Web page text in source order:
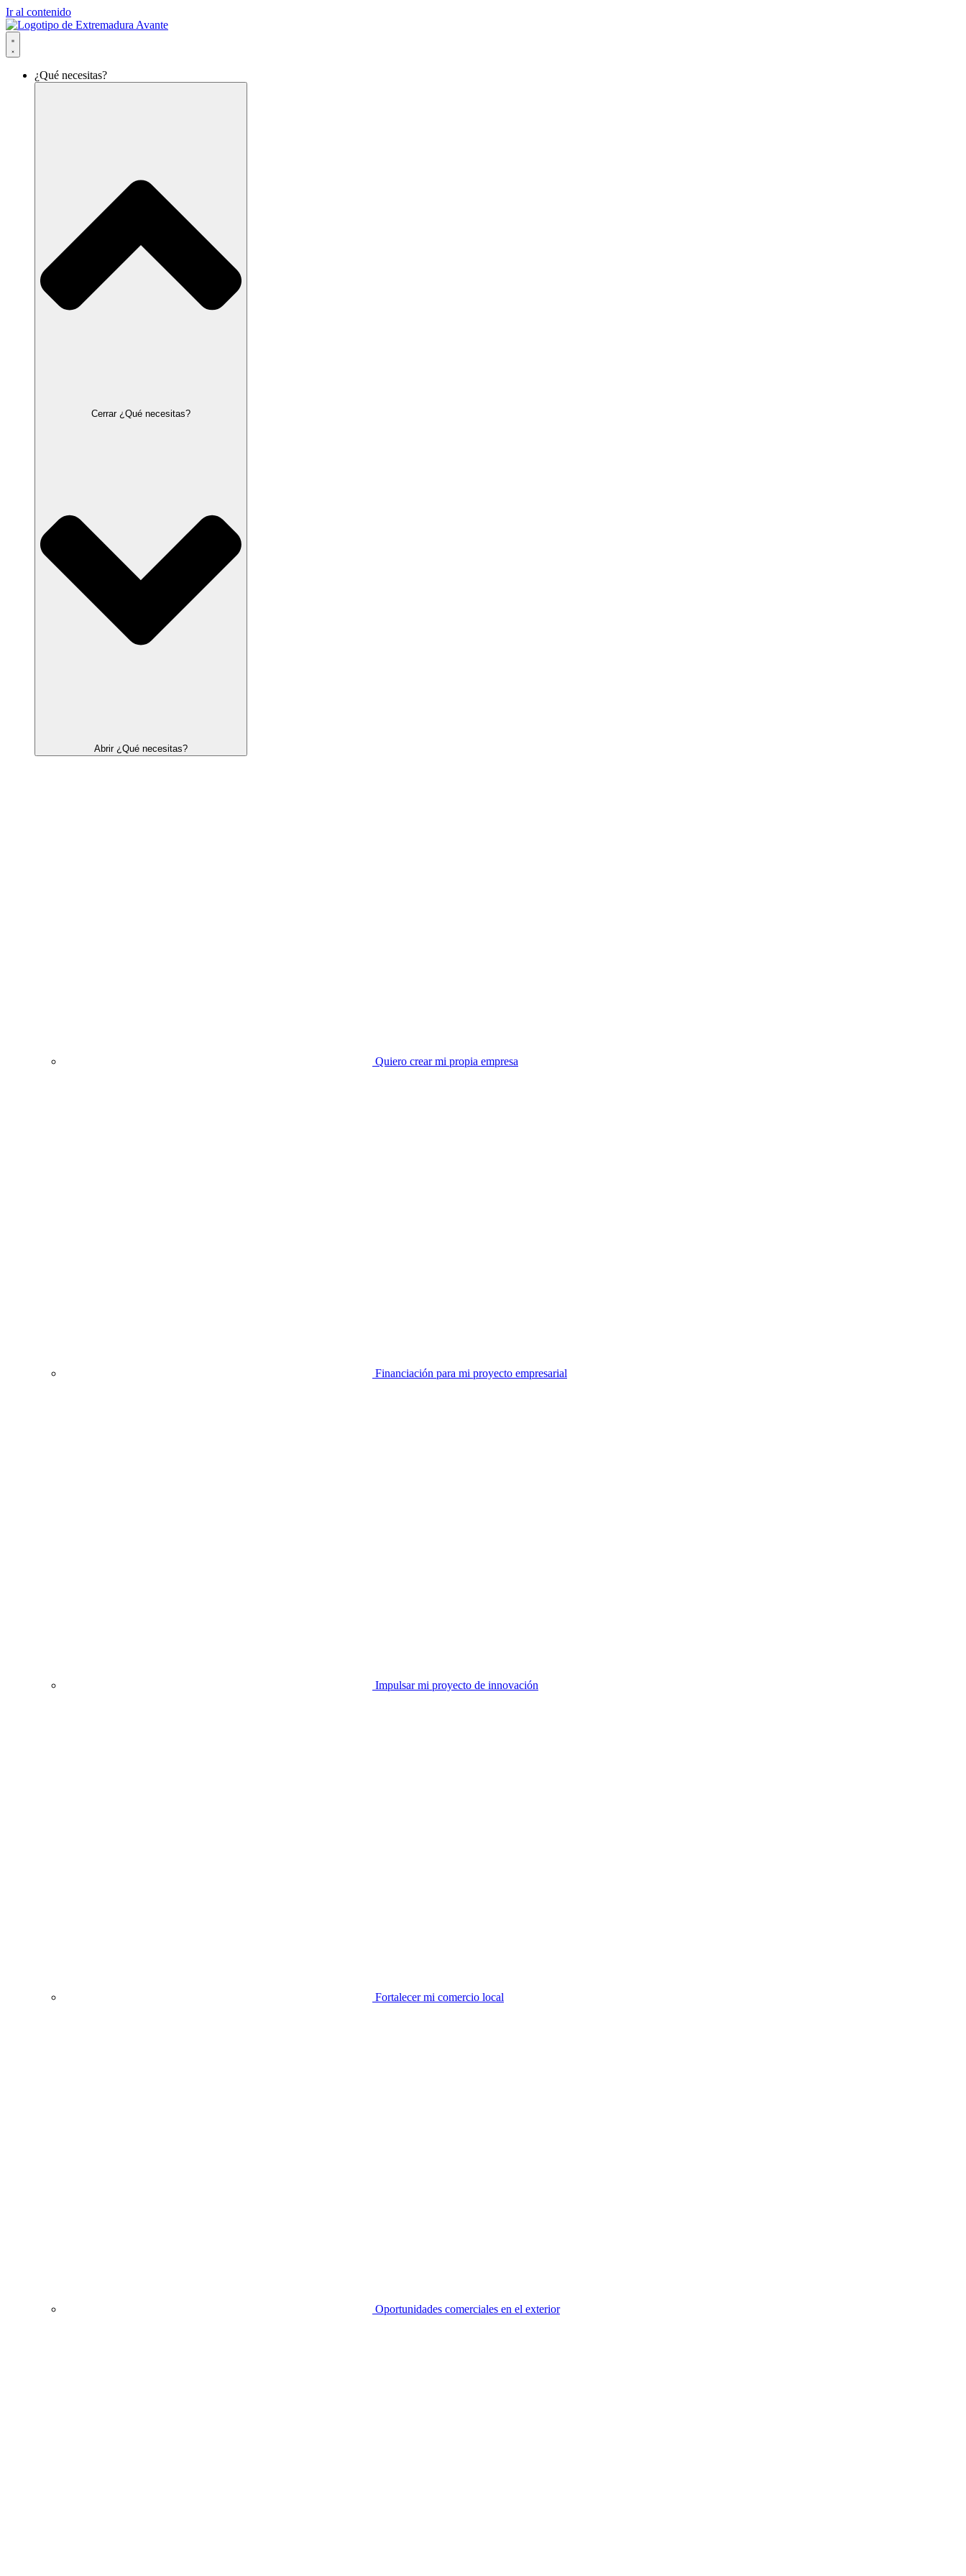
Ir al contenido
¿Qué necesitas?
Cerrar ¿Qué necesitas?
Abrir ¿Qué necesitas?
Quiero crear mi propia empresa
Financiación para mi proyecto empresarial
Impulsar mi proyecto de innovación
Fortalecer mi comercio local
Oportunidades comerciales en el exterior